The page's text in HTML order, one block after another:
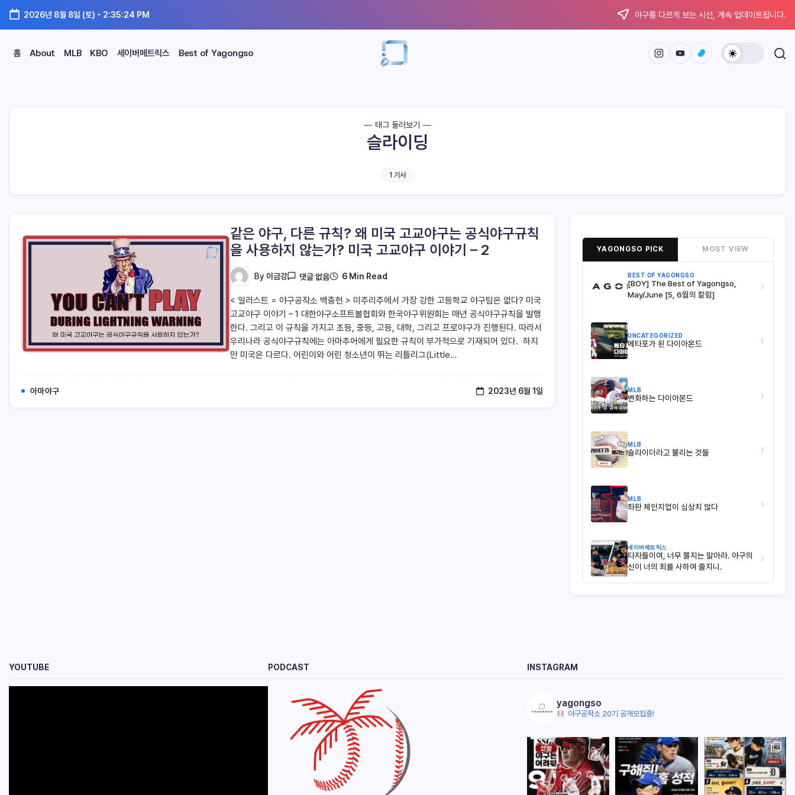
2026년 8월 8일 (토) - 2:35:24 PM 야구를 다르게 보는 시선, 계속 업데이트됩니다.
홈 About MLB KBO 세이버메트릭스 Best of Yagongso
태그 둘러보기
슬라이딩
1 기사
같은 야구, 다른 규칙? 왜 미국 고교야구는 공식야구규칙
을 사용하지 않는가? 미국 고교야구 이야기 – 2
By 이금강 댓글 없음 6 Min Read
< 일러스트 = 야구공작소 백충헌 > 미주리주에서 가장 강한 고등학교 야구팀은 없다? 미국
고교야구 이야기 – 1 대한야구소프트볼협회와 한국야구위원회는 매년 공식야구규칙을 발행
한다. 그리고 이 규칙을 가지고 초등, 중등, 고등, 대학, 그리고 프로야구가 진행된다. 따라서
우리나라 공식야구규칙에는 아마추어에게 필요한 규칙이 부가적으로 기재되어 있다. 하지
만 미국은 다르다. 어린이와 어린 청소년이 뛰는 리틀리그(Little…
아마야구 2023년 6월 1일
YAGONGSO PICK MOST VIEW
BEST OF YAGONGSO
[BOY] The Best of Yagongso,
May/June [5, 6월의 칼럼]
›
UNCATEGORIZED
메타포가 된 다이아몬드 ›
MLB
변화하는 다이아몬드 ›
MLB
슬라이더라고 불리는 것들 ›
MLB
좌완 체인지업이 심상치 않다 ›
세이버메트릭스
타자들이여, 너무 쫄지는 말아라. 야구의
신이 너의 죄를 사하여 줄지니.
›
YOUTUBE PODCAST INSTAGRAM
yagongso
야구공작소 20기 공개모집중!